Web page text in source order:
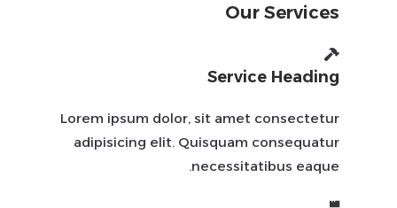
Our Services
Service Heading
Lorem ipsum dolor, sit amet consectetur
adipisicing elit. Quisquam consequatur
necessitatibus eaque.